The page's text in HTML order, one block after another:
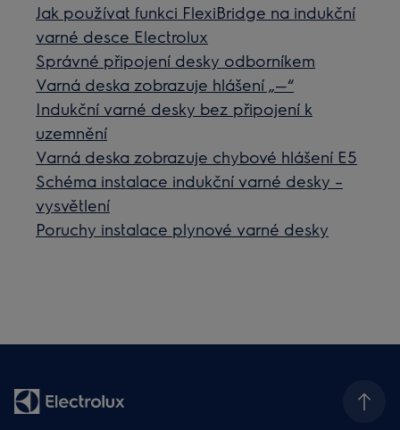
Jak používat funkci FlexiBridge na indukční
varné desce Electrolux
Správné připojení desky odborníkem
Varná deska zobrazuje hlášení „—“
Indukční varné desky bez připojení k
uzemnění
Varná deska zobrazuje chybové hlášení E5
Schéma instalace indukční varné desky –
vysvětlení
Poruchy instalace plynové varné desky